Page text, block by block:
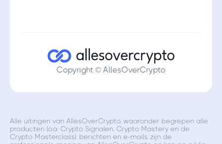
Copyright © AllesOverCrypto
Alle uitingen van AllesOverCrypto, waaronder begrepen alle
producten (o.a. Crypto Signalen, Crypto Mastery en de
Crypto Masterclass), berichten en e-mails, zijn de